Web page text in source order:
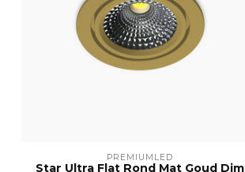
IP-waarde
PREMIUMLED
Star Ultra Flat Rond Mat Goud Dim